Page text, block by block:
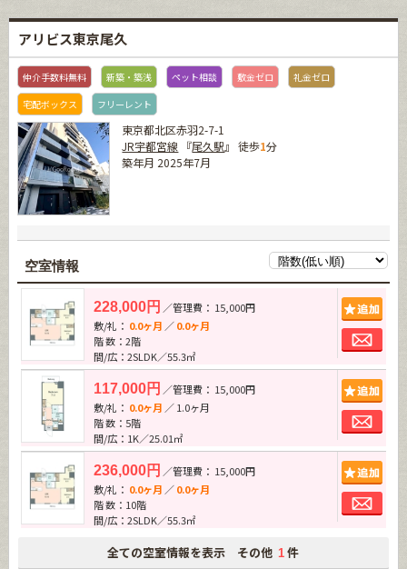
アリビス東京尾久
仲介手数料無料 新築・築浅 ペット相談 敷金ゼロ
礼金ゼロ
宅配ボックス
フリーレント
東京都北区赤羽2-7-1
JR宇都宮線 『尾久駅』 徒歩1分
築年月 2025年7月
空室情報
228,000円 ／管理費： 15,000円
敷/礼： 0.0ヶ月 ／0.0ヶ月
階 数：2階
間/広：2SLDK／55.3㎡
117,000円 ／管理費： 15,000円
敷/礼： 0.0ヶ月 ／ 1.0ヶ月
階 数：5階
間/広：1K／25.01㎡
236,000円 ／管理費： 15,000円
敷/礼： 0.0ヶ月 ／0.0ヶ月
階 数：10階
間/広：2SLDK／55.3㎡
全ての空室情報を表示 その他 1 件